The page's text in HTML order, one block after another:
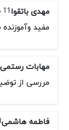
مهدی باتقوا11 مهر 1403 - 23:36
مفید
مهابات رستمی
مررسی از
فاطمه هاشمی13